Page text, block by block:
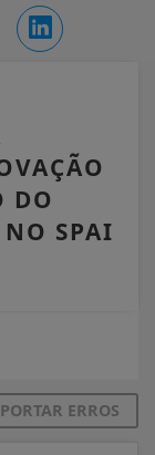
DO
SPAI
ERROS